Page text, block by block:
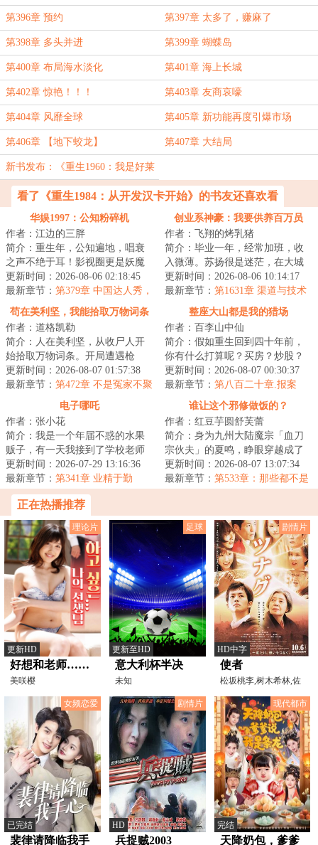
第396章 预约 第397章 太多了，赚麻了
第398章 多头并进 第399章 蝴蝶岛
第400章 布局海水淡化 第401章 海上长城
第402章 惊艳！！！ 第403章 友商哀嚎
第404章 风靡全球 第405章 新功能再度引爆市场
第406章 【地下蛟龙】 第407章 大结局
新书发布：《重生1960：我是好莱
坞教父》
看了《重生1984：从开发汉卡开始》的书友还喜欢看
华娱1997：公知粉碎机
作者：江边的三胖
简介：重生年，公知遍地，唱衰
之声不绝于耳！影视圈更是妖魔
鬼怪横行。编辑演员，导演制
片，垃圾无处不在...
更新时间：2026-08-06 02:18:45
最新章节： 第379章 中国达人秀，
微博璀璨夜
创业系神豪：我要供养百万员
工！
作者：飞翔的烤乳猪
简介：毕业一年，经常加班，收
入微薄。苏扬很是迷茫，在大城
市里完全找不到方向。偶尔间，
他获得了大企业...
更新时间：2026-08-06 10:14:17
最新章节： 第1631章 渠道与技术
合作！苏扬的从容！
苟在美利坚，我能拾取万物词条
作者：道格凯勒
简介：人在美利坚，从收尸人开
始拾取万物词条。开局遭遇枪
击，拾取【实习警员】词条，当
场成为一名菜鸟警...
更新时间：2026-08-07 01:57:38
最新章节： 第472章 不是冤家不聚
整座大山都是我的猎场
作者：百李山中仙
简介：假如重生回到四十年前，
你有什么打算呢？买房？炒股？
屯古董？捣腾国债卷？……不！
赵军觉得只要自...
更新时间：2026-08-07 00:30:37
最新章节： 第八百二十章.报案
电子哪吒
作者：张小花
简介：我是一个年届不惑的水果
贩子，有一天我接到了学校老师
的电话，说我那成绩一直平平无
奇的儿子刘振华...
更新时间：2026-07-29 13:16:36
最新章节： 第341章 业精于勤
谁让这个邪修做饭的？
作者：红豆芋圆舒芙蕾
简介：身为九州大陆魔宗「血刀
宗伙夫」的夏鸣，睁眼穿越成了
都市的一名烤肉店老板。此刻，
他正与名天南海...
更新时间：2026-08-07 13:07:34
最新章节： 第533章：那些都不是
正在热播推荐
理论片
更新HD
好想和老师……
美咲樱
足球
更新至HD
意大利杯半决
赛：科莫VS国际
米兰20260304
未知
剧情片
HD中字
使者
松坂桃李,树木希林,佐
藤隆太,桐谷美玲,桥本
女频恋爱
已完结
裴律请降临我手
剧情片
HD
兵捉贼2003
现代都市
完结
天降奶包，爹爹